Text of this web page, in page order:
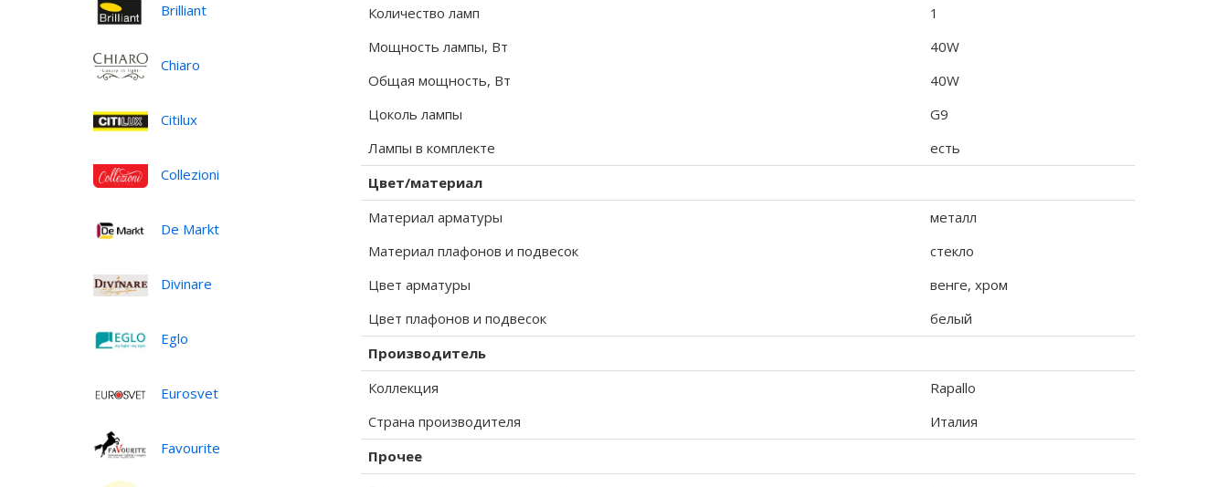
Brilliant
Chiaro
Citilux
Collezioni
De Markt
Divinare
Eglo
Eurosvet
Favourite
Количество ламп
1
Мощность лампы, Вт
40W
Общая мощность, Вт
40W
Цоколь лампы
G9
Лампы в комплекте
есть
Цвет/материал
Материал арматуры
металл
Материал плафонов и подвесок
стекло
Цвет арматуры
венге, хром
Цвет плафонов и подвесок
белый
Производитель
Коллекция
Rapallo
Страна производителя
Италия
Прочее